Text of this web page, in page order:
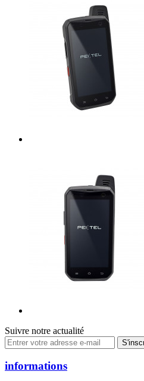
Suivre notre actualité
informations